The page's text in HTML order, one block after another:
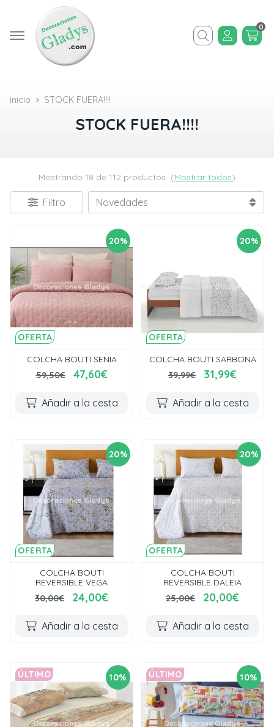
Buscar
0
inicio STOCK FUERA!!!!
STOCK FUERA!!!!
Mostrando 18 de 112 productos (Mostrar todos)
Filtro
20%
OFERTA
COLCHA BOUTI SENIA
59,50€
47,60€
Añadir a la cesta
20%
OFERTA
COLCHA BOUTI SARBONA
39,99€
31,99€
Añadir a la cesta
20%
OFERTA
COLCHA BOUTI
REVERSIBLE VEGA
30,00€
24,00€
Añadir a la cesta
20%
OFERTA
COLCHA BOUTI
REVERSIBLE DALEIA
25,00€
20,00€
Añadir a la cesta
10%
ÚLTIMO 10%
ÚLTIMO